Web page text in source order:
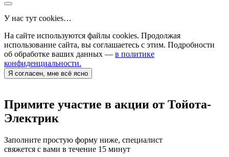
У нас тут cookies…
На сайте используются файлы cookies. Продолжая
использование сайта, вы соглашаетесь с этим. Подробности
об обработке ваших данных — в политике
конфиденциальности.
Я согласен, мне всё ясно
Примите участие в акции от Тойота-
Электрик
Заполните простую форму ниже, специалист
свяжется с вами в течение 15 минут